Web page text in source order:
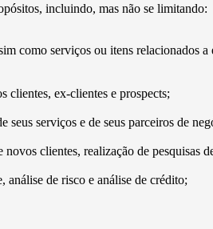
incluindo, mas não se limitando:
como serviços ou itens relacionados
clientes, ex-clientes e prospects;
serviços e de seus parceiros de
clientes, realização de pesquisas
análise de risco e análise de crédito;